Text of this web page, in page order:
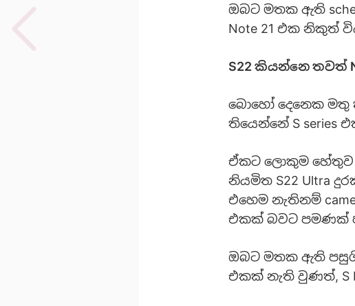
ඔබට මතක ඇති
Note 21 එක නිකුත්
S22 කියන්නෙ තවත්
බොහෝ දෙනෙක මතු
තියෙන්නේ S series
ඒකට ලොකුම හේතුව
නියමිත S22 Ultra
එහෙම නැතිනම්
එකක් බවට පමණක්
ඔබට මතක ඇති
එකක් නැති වුණත්, S